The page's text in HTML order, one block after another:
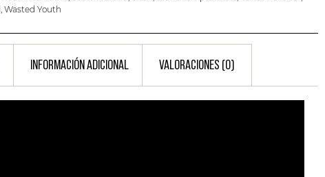
, Wasted Youth
INFORMACIÓN ADICIONAL VALORACIONES (0)